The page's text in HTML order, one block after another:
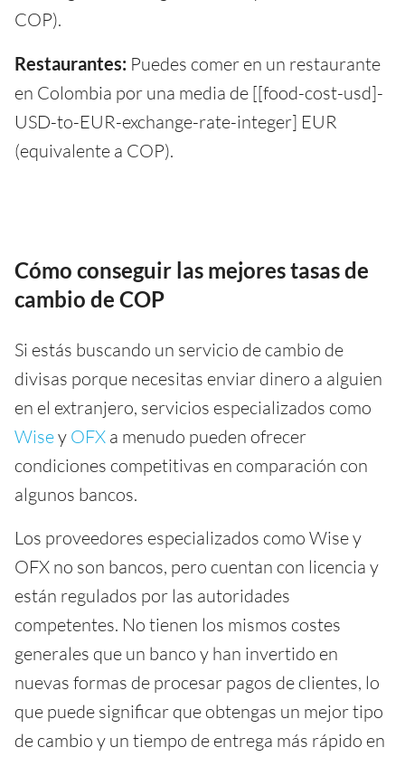
COP).
Restaurantes: Puedes comer en un restaurante
en Colombia por una media de [[food-cost-usd]-
USD-to-EUR-exchange-rate-integer] EUR
(equivalente a COP).
Cómo conseguir las mejores tasas de
cambio de COP
Si estás buscando un servicio de cambio de
divisas porque necesitas enviar dinero a alguien
en el extranjero, servicios especializados como
Wisey OFX a menudo pueden ofrecer
condiciones competitivas en comparación con
algunos bancos.
Los proveedores especializados como Wise y
OFX no son bancos, pero cuentan con licencia y
están regulados por las autoridades
competentes. No tienen los mismos costes
generales que un banco y han invertido en
nuevas formas de procesar pagos de clientes, lo
que puede significar que obtengas un mejor tipo
de cambio y un tiempo de entrega más rápido en